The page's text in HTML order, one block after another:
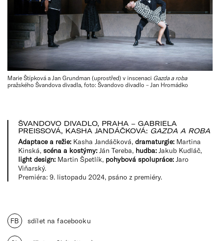
Marie Štípková a Jan Grundman (uprostřed) v inscenaci Gazda a roba
pražského Švandova divadla, foto: Švandovo divadlo – Jan Hromádko
ŠVANDOVO DIVADLO, PRAHA – GABRIELA
PREISSOVÁ, KASHA JANDÁČKOVÁ: GAZDA A ROBA
Adaptace a režie: Kasha Jandáčková, dramaturgie: Martina
Kinská, scéna a kostýmy: Ján Tereba, hudba: Jakub Kudláč,
light design: Martin Špetlík, pohybová spolupráce: Jaro
Viňarský.
Premiéra: 9. listopadu 2024, psáno z premiéry.
FB sdílet na facebooku